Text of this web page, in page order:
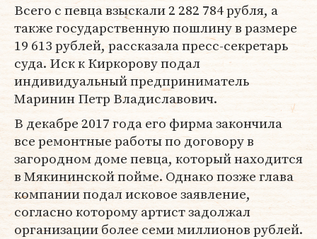
Всего с певца взыскали 2 282 784 рубля, а
также государственную пошлину в размере
19 613 рублей, рассказала пресс-секретарь
суда. Иск к Киркорову подал
индивидуальный предприниматель
Маринин Петр Владиславович.
В декабре 2017 года его фирма закончила
все ремонтные работы по договору в
загородном доме певца, который находится
в Мякининской пойме. Однако позже глава
компании подал исковое заявление,
согласно которому артист задолжал
организации более семи миллионов рублей.